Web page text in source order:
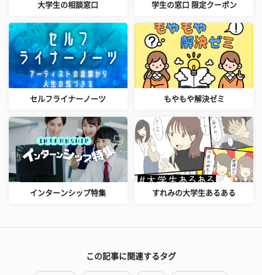
大学生の相談窓口 学生の窓口 限定クーポン
セルフライナーノーツ もやもや解決ゼミ
インターンシップ特集 すれみの大学生あるある
この記事に関連するタグ